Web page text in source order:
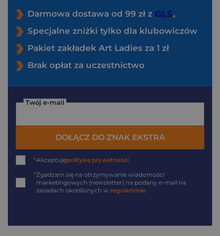
Darmowa dostawa od 99 zł z
Specjalne zniżki tylko dla klubowiczów
Pakiet zakładek Art Ladies za 1 zł
Brak opłat za uczestnictwo
Twój e-mail
DOŁĄCZ DO ZNAK EKSTRA
*Akceptujępolitykę prywatności
*Zgadzam się na otrzymywanie wiadomości
marketingowych (newsletter) na podany e-mail na
zasadach określonych w regulaminie.